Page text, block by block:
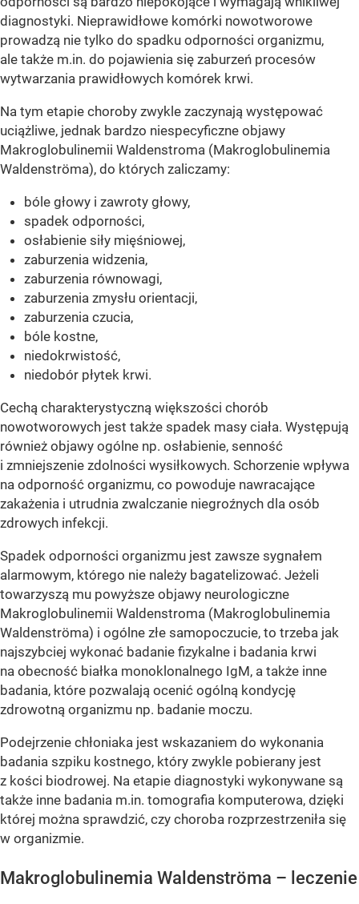
diagnostyki. Nieprawidłowe komórki nowotworowe
prowadzą nie tylko do spadku odporności organizmu,
ale także m.in. do pojawienia się zaburzeń procesów
wytwarzania prawidłowych komórek krwi.
Na tym etapie choroby zwykle zaczynają występować
uciążliwe, jednak bardzo niespecyficzne objawy
Makroglobulinemii Waldenstroma (Makroglobulinemia
Waldenströma), do których zaliczamy:
bóle głowy i zawroty głowy,
spadek odporności,
osłabienie siły mięśniowej,
zaburzenia widzenia,
zaburzenia równowagi,
zaburzenia zmysłu orientacji,
zaburzenia czucia,
bóle kostne,
niedokrwistość,
niedobór płytek krwi.
Cechą charakterystyczną większości chorób
nowotworowych jest także spadek masy ciała. Występują
również objawy ogólne np. osłabienie, senność
i zmniejszenie zdolności wysiłkowych. Schorzenie wpływa
na odporność organizmu, co powoduje nawracające
zakażenia i utrudnia zwalczanie niegroźnych dla osób
zdrowych infekcji.
Spadek odporności organizmu jest zawsze sygnałem
alarmowym, którego nie należy bagatelizować. Jeżeli
towarzyszą mu powyższe objawy neurologiczne
Makroglobulinemii Waldenstroma (Makroglobulinemia
Waldenströma) i ogólne złe samopoczucie, to trzeba jak
najszybciej wykonać badanie fizykalne i badania krwi
na obecność białka monoklonalnego IgM, a także inne
badania, które pozwalają ocenić ogólną kondycję
zdrowotną organizmu np. badanie moczu.
Podejrzenie chłoniaka jest wskazaniem do wykonania
badania szpiku kostnego, który zwykle pobierany jest
z kości biodrowej. Na etapie diagnostyki wykonywane są
także inne badania m.in. tomografia komputerowa, dzięki
której można sprawdzić, czy choroba rozprzestrzeniła się
w organizmie.
Makroglobulinemia Waldenströma – leczenie